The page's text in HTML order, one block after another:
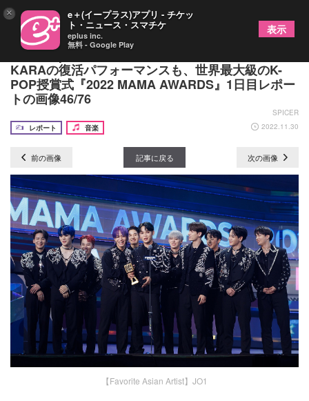
IVE、Kep1erら“第4世代”のコラボレーションや
KARAの復活パフォーマンスも、世界最大級のK-
POP授賞式『2022 MAMA AWARDS』1日目レポー
トの画像46/76
SPICER
レポート
音楽 2022.11.30
前の画像 記事に戻る 次の画像
【Favorite Asian Artist】JO1
× e＋(イープラス)アプリ - チケッ
ト・ニュース・スマチケ
eplus inc.
無料 - Google Play
表示